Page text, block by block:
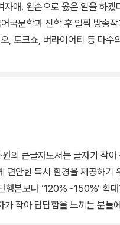
자애. 왼손으로 옳은 일을 하겠
국문학과 진학 후 일찍 방송작
, 토크쇼, 버라이어티 등 다수
의 큰글자도서는 글자가 작아
편안한 독서 환경을 제공하기
행본보다 ‘120%~150%’ 확
가 작아 답답함을 느끼는 분들